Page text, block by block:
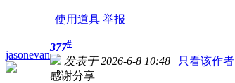
使用道具 举报
jasonevan
377#
发表于 2026-6-8 10:48 | 只看该作者
感谢分享